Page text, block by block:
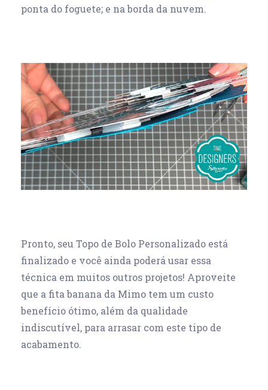
ponta do foguete; e na borda da nuvem.
Pronto, seu Topo de Bolo Personalizado está
finalizado e você ainda poderá usar essa
técnica em muitos outros projetos! Aproveite
que a fita banana da Mimo tem um custo
benefício ótimo, além da qualidade
indiscutível, para arrasar com este tipo de
acabamento.